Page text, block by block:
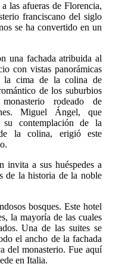
las afueras de Florencia,
franciscano del siglo
se ha convertido en un
una fachada atribuida al
con vistas panorámicas
la cima de la colina de
de los suburbios
rodeado de
Miguel Ángel, que
su contemplación de la
la colina, erigió este
a sus huéspedes a
de la historia de la noble
bosques. Este hotel
la mayoría de las cuales
Una de las suites se
el ancho de la fachada
del monasterio. Fue aquí
en Italia.